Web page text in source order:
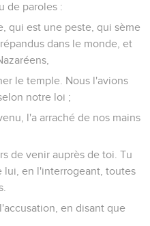
de paroles :
qui est une peste, qui sème
dans le monde, et
le temple. Nous l'avions
notre loi ;
l'a arraché de nos mains
de venir auprès de toi. Tu
lui, en l'interrogeant, toutes
en disant que